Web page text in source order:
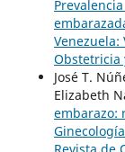
Venezuela:
Obstetricia
José T.
Elizabeth
embarazo:
Revista de